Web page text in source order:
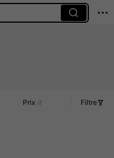
Prix Filtre